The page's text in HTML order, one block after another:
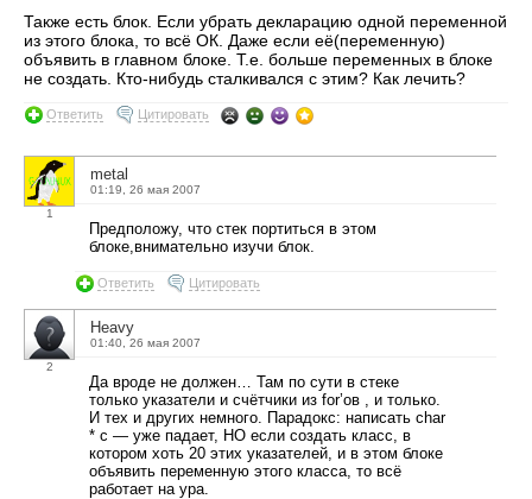
Также есть блок. Если убрать декларацию одной переменной
из этого блока, то всё ОК. Даже если её(переменную)
объявить в главном блоке. Т.е. больше переменных в блоке
не создать. Кто-нибудь сталкивался с этим? Как лечить?
Ответить Цитировать
1
metal
01:19, 26 мая 2007
Предположу, что стек портиться в этом
блоке,внимательно изучи блок.
Ответить Цитировать
2
Heavy
01:40, 26 мая 2007
Да вроде не должен… Там по сути в стеке
только указатели и счётчики из for’ов , и только.
И тех и других немного. Парадокс: написать char
* c — уже падает, НО если создать класс, в
котором хоть 20 этих указателей, и в этом блоке
объявить переменную этого класса, то всё
работает на ура.